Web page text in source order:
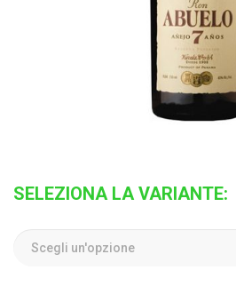
SELEZIONA LA VARIANTE: